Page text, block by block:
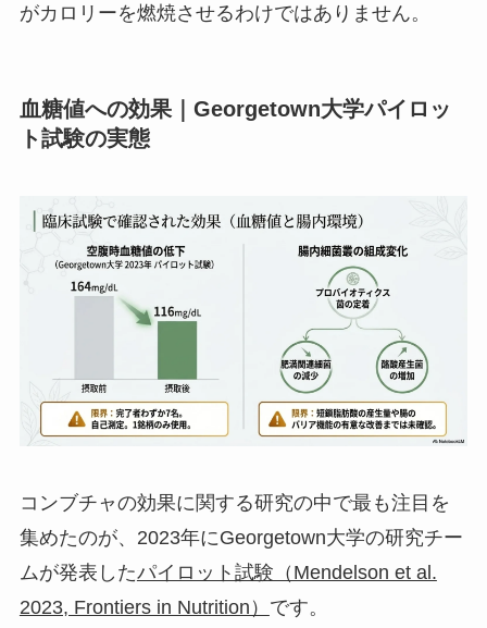
がカロリーを燃焼させるわけではありません。
血糖値への効果｜Georgetown大学パイロッ
ト試験の実態
コンブチャの効果に関する研究の中で最も注目を
集めたのが、2023年にGeorgetown大学の研究チー
ムが発表したパイロット試験（Mendelson et al.
2023, Frontiers in Nutrition） です。